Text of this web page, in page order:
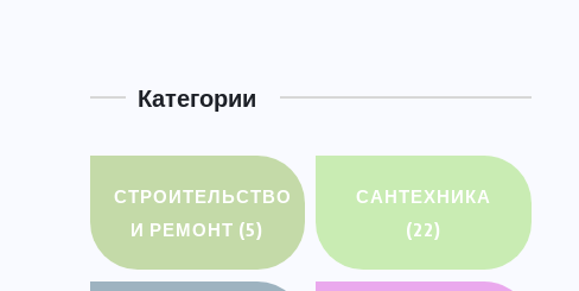
Категории
СТРОИТЕЛЬСТВО
И РЕМОНТ (5)
САНТЕХНИКА
(22)